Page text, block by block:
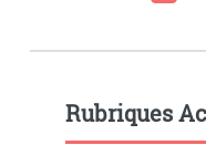
Rubriques